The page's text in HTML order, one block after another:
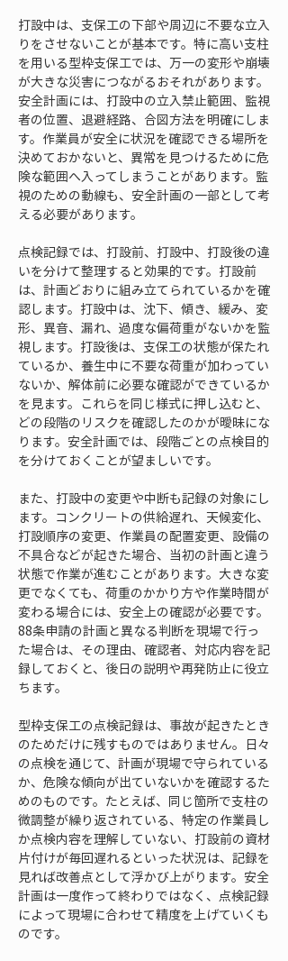
打設中は、支保工の下部や周辺に不要な立入
りをさせないことが基本です。特に高い支柱
を用いる型枠支保工では、万一の変形や崩壊
が大きな災害につながるおそれがあります。
安全計画には、打設中の立入禁止範囲、監視
者の位置、退避経路、合図方法を明確にしま
す。作業員が安全に状況を確認できる場所を
決めておかないと、異常を見つけるために危
険な範囲へ入ってしまうことがあります。監
視のための動線も、安全計画の一部として考
える必要があります。
点検記録では、打設前、打設中、打設後の違
いを分けて整理すると効果的です。打設前
は、計画どおりに組み立てられているかを確
認します。打設中は、沈下、傾き、緩み、変
形、異音、漏れ、過度な偏荷重がないかを監
視します。打設後は、支保工の状態が保たれ
ているか、養生中に不要な荷重が加わってい
ないか、解体前に必要な確認ができているか
を見ます。これらを同じ様式に押し込むと、
どの段階のリスクを確認したのかが曖昧にな
ります。安全計画では、段階ごとの点検目的
を分けておくことが望ましいです。
また、打設中の変更や中断も記録の対象にし
ます。コンクリートの供給遅れ、天候変化、
打設順序の変更、作業員の配置変更、設備の
不具合などが起きた場合、当初の計画と違う
状態で作業が進むことがあります。大きな変
更でなくても、荷重のかかり方や作業時間が
変わる場合には、安全上の確認が必要です。
88条申請の計画と異なる判断を現場で行っ
た場合は、その理由、確認者、対応内容を記
録しておくと、後日の説明や再発防止に役立
ちます。
型枠支保工の点検記録は、事故が起きたとき
のためだけに残すものではありません。日々
の点検を通じて、計画が現場で守られている
か、危険な傾向が出ていないかを確認するた
めのものです。たとえば、同じ箇所で支柱の
微調整が繰り返されている、特定の作業員し
か点検内容を理解していない、打設前の資材
片付けが毎回遅れるといった状況は、記録を
見れば改善点として浮かび上がります。安全
計画は一度作って終わりではなく、点検記録
によって現場に合わせて精度を上げていくも
のです。